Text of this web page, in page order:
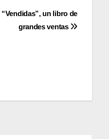
“Vendidas”, un libro de
grandes ventas